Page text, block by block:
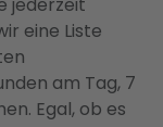
eine Liste
am Tag, 7
Egal, ob es